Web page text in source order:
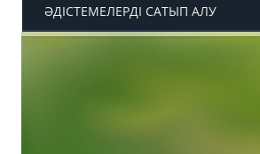
ӘДІСТЕМЕЛЕРДІ САТЫП АЛУ